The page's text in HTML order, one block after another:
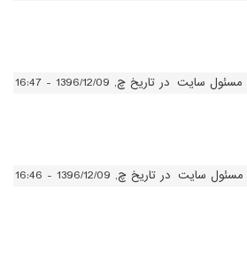
مسئول سایت در تاریخ چ, 1396/12/09 - 16:47
مسئول سایت در تاریخ چ, 1396/12/09 - 16:46